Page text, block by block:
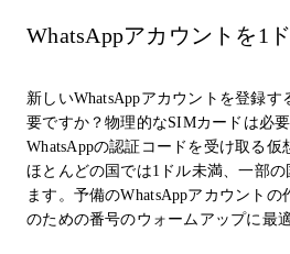
WhatsAppアカウントを1
新しいWhatsAppアカウントを登録
要ですか？物理的なSIMカードは必
WhatsAppの認証コードを受け取る
ほとんどの国では1ドル未満、一部
ます。予備のWhatsAppアカウント
のための番号のウォームアップに最適